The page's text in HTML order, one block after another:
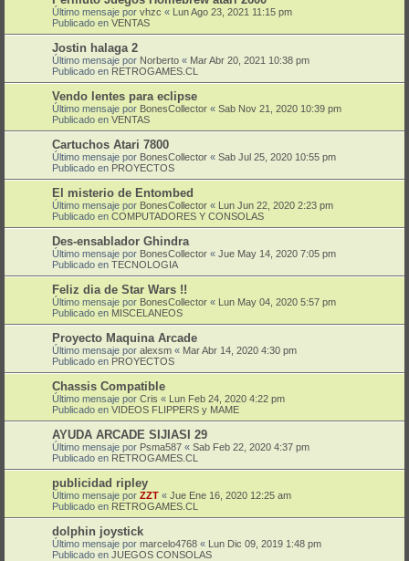
Último mensaje por vhzc « Lun Ago 23, 2021 11:15 pm
Publicado en VENTAS
Jostin halaga 2
Último mensaje por Norberto « Mar Abr 20, 2021 10:38 pm
Publicado en RETROGAMES.CL
Vendo lentes para eclipse
Último mensaje por BonesCollector « Sab Nov 21, 2020 10:39 pm
Publicado en VENTAS
Cartuchos Atari 7800
Último mensaje por BonesCollector « Sab Jul 25, 2020 10:55 pm
Publicado en PROYECTOS
El misterio de Entombed
Último mensaje por BonesCollector « Lun Jun 22, 2020 2:23 pm
Publicado en COMPUTADORES Y CONSOLAS
Des-ensablador Ghindra
Último mensaje por BonesCollector « Jue May 14, 2020 7:05 pm
Publicado en TECNOLOGIA
Feliz dia de Star Wars !!
Último mensaje por BonesCollector « Lun May 04, 2020 5:57 pm
Publicado en MISCELANEOS
Proyecto Maquina Arcade
Último mensaje por alexsm « Mar Abr 14, 2020 4:30 pm
Publicado en PROYECTOS
Chassis Compatible
Último mensaje por Cris « Lun Feb 24, 2020 4:22 pm
Publicado en VIDEOS FLIPPERS y MAME
AYUDA ARCADE SIJIASI 29
Último mensaje por Psma587 « Sab Feb 22, 2020 4:37 pm
Publicado en RETROGAMES.CL
publicidad ripley
Último mensaje por ZZT « Jue Ene 16, 2020 12:25 am
Publicado en RETROGAMES.CL
dolphin joystick
Último mensaje por marcelo4768 « Lun Dic 09, 2019 1:48 pm
Publicado en JUEGOS CONSOLAS